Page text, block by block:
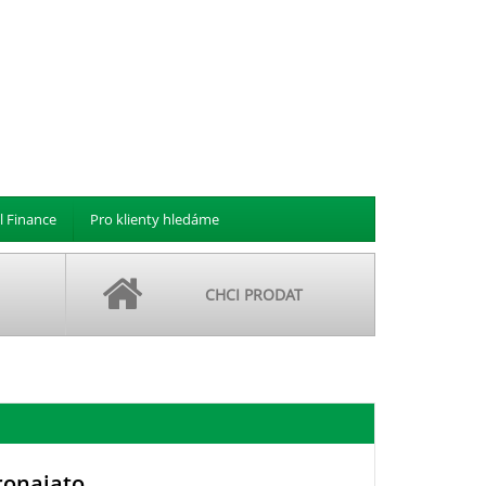
Finance Pro klienty hledáme
CHCI PRODAT